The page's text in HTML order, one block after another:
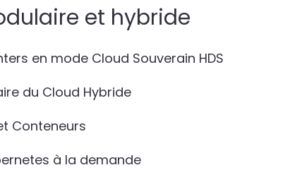
et hybride
en mode Cloud Souverain HDS
du Cloud Hybride
Conteneurs
à la demande